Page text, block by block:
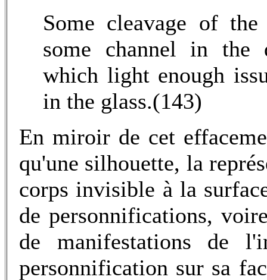
Some cleavage of
some channel in the
which light enough
in the glass.(143)
En miroir de cet
qu'une silhouette, la
corps invisible à la
de personnifications,
de manifestations de
personnification sur sa